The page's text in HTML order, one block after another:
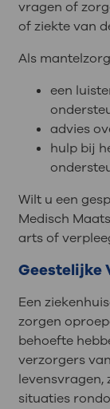
vragen of
of ziekte van
Als
een
advies
hulp bij
Wilt u een
Medisch
arts of
Geestelijke
Een
zorgen
behoefte
verzorgers
levensvragen,
situaties